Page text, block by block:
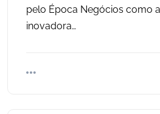
pelo Época Negócios como
inovadora…